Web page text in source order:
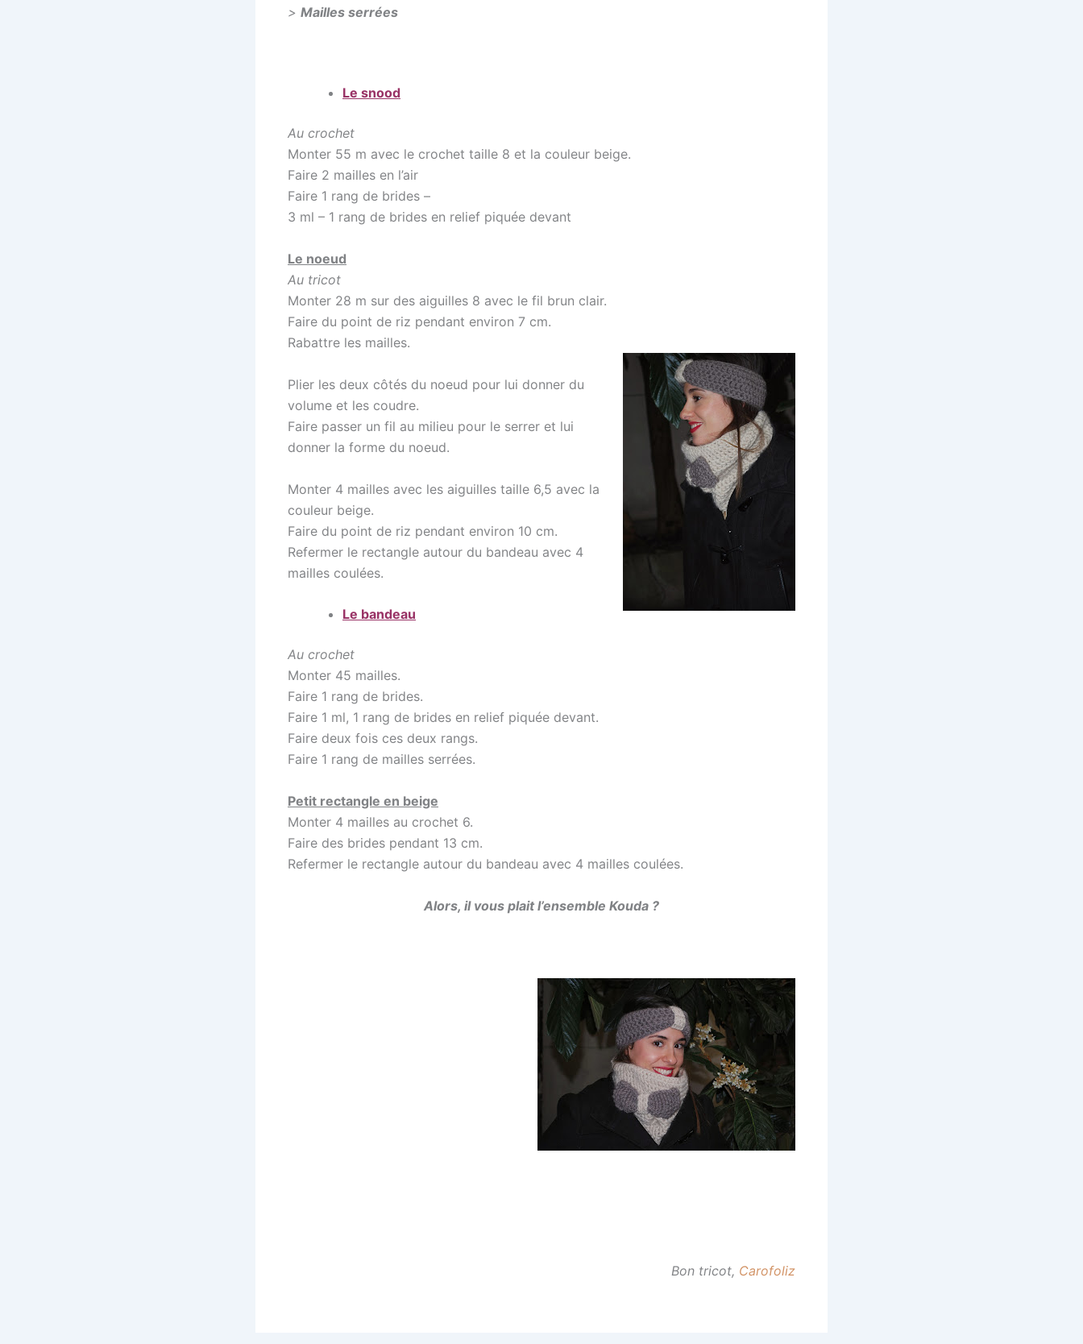
> Mailles serrées
Le snood
Au crochet
Monter 55 m avec le crochet taille 8 et la couleur beige.
Faire 2 mailles en l’air
Faire 1 rang de brides –
3 ml – 1 rang de brides en relief piquée devant
Le noeud
Au tricot
Monter 28 m sur des aiguilles 8 avec le fil brun clair.
Faire du point de riz pendant environ 7 cm.
Rabattre les mailles.
Plier les deux côtés du noeud pour lui donner du
volume et les coudre.
Faire passer un fil au milieu pour le serrer et lui
donner la forme du noeud.
Monter 4 mailles avec les aiguilles taille 6,5 avec la
couleur beige.
Faire du point de riz pendant environ 10 cm.
Refermer le rectangle autour du bandeau avec 4
mailles coulées.
Le bandeau
Au crochet
Monter 45 mailles.
Faire 1 rang de brides.
Faire 1 ml, 1 rang de brides en relief piquée devant.
Faire deux fois ces deux rangs.
Faire 1 rang de mailles serrées.
Petit rectangle en beige
Monter 4 mailles au crochet 6.
Faire des brides pendant 13 cm.
Refermer le rectangle autour du bandeau avec 4 mailles coulées.
Alors, il vous plait l’ensemble Kouda ?
Bon tricot, Carofoliz